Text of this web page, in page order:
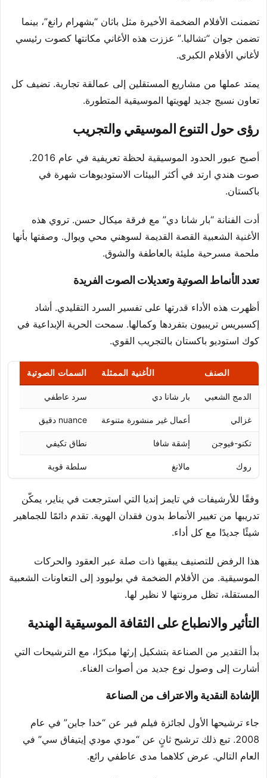
تضمنت الأفلام الضخمة الأخيرة مثل باثان “بشهرام رانغ”، بينما
تضمن جوان “تشاليا.” عززت هذه الأغاني مكانتها كصوت رئيسي
لأغاني الأفلام الكبرى.
يمتد عملها من مشاريع المستقلين إلى عمالقة تجارية. تضيف كل
تعاون نسيج جديد لهويتها الموسيقية المتطورة.
رؤى حول التنوع الموسيقي والتجريب
أصبح عبور الحدود الموسيقية لحظة تعريفية في عام 2016.
صوت هندي ارتد في أكثر البيئات الاستوديوهات شهرة في
باكستان.
أدت الفنانة “بار شانا دي” مع فرقة ميكال حسن. تروي هذه
الأغنية الشعبية القصة القديمة لسوهني محي ويوال. وصفتها بأنها
ملحمة مسرحية مليئة بالعاطفة والشوق.
تعدد الأنماط الصوتية وتعديلات الصوت الفريدة
أظهرت هذه الأداء قدرتها على تفسير السرد التقليدي. أشاد
إكسبريس تريبيون بتفردها وكمالها. سمحت الحرية الإبداعية في
كوك استوديو باكستان بالتجريب القوي.
الصنف الأغنية الممثلة السمات الصوتية
الدمج الشعبي بار شانا دي سرد عاطفي
غزالي أعمال غير منشورة متنوعة nuance دقيق
تكنو-فيوجن إشقة شافا نطاق تكيفي
روك مالانغ سلطة قوية
وفقًا للأرشيفات في تايمز إنديا التي استرجعت في يناير، يمكّن
تدريبها من تغيير الأنماط بدون فقدان الهوية. تقدم دائمًا للجماهير
شيئًا جديدًا مع كل أداء.
هذا الرفض للتصنيف يبقيها ذات صلة عبر العقود والحركات
الموسيقية. من الأفلام الضخمة في بوليوود إلى التعاونات الشعبية
المستقلة، تظل مرونتها لا نظير لها.
التأثير والانطباع على الثقافة الموسيقية الهندية
بدأ التقدير من الصناعة بتشكيل إرثها مبكرًا، مع الترشيحات التي
أشارت إلى وصول نوع جديد من أصوات الغناء.
الإشادة النقدية والاعتراف من الصناعة
جاء ترشيحها الأول لجائزة فيلم فير عن “خدا جاين” في عام
2008. تبع ذلك ترشيح ثانٍ عن “مودي مودي إيتيفاق سي” في
العام التالي. عرض كلاهما مدى عاطفي رائع.